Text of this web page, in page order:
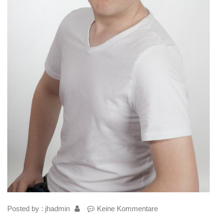
Posted by : jhadmin Keine Kommentare